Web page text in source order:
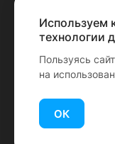
© 2026
Используем
технологии
Пользуясь
на
ОК